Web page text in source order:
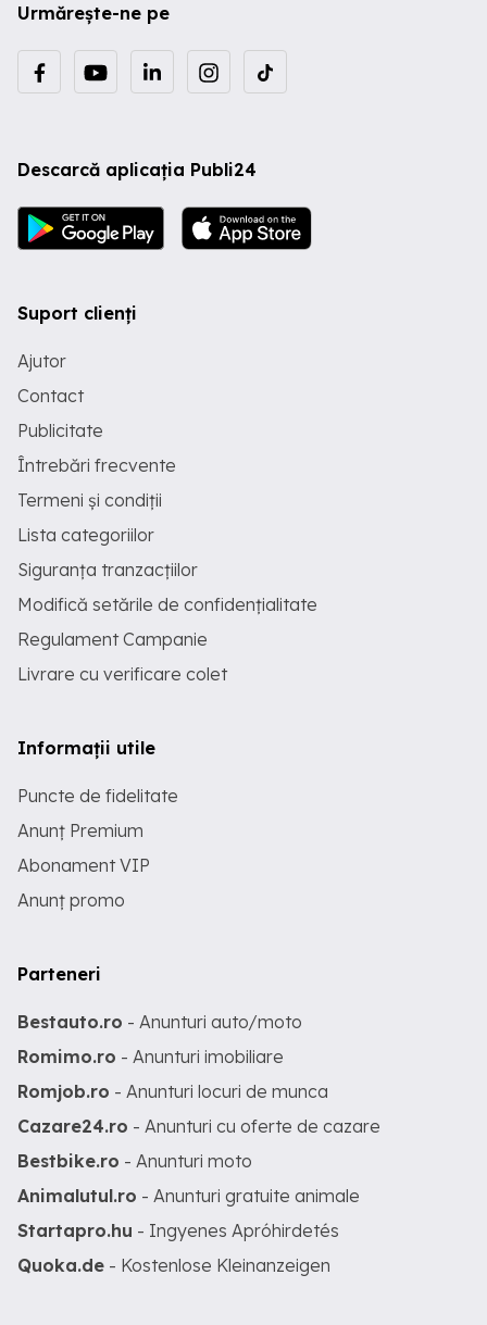
Urmărește-ne pe
Descarcă aplicația Publi24
Suport clienți
Ajutor
Contact
Publicitate
Întrebări frecvente
Termeni și condiții
Lista categoriilor
Siguranța tranzacțiilor
Modifică setările de confidențialitate
Regulament Campanie
Livrare cu verificare colet
Informații utile
Puncte de fidelitate
Anunț Premium
Abonament VIP
Anunț promo
Parteneri
Bestauto.ro - Anunturi auto/moto
Romimo.ro - Anunturi imobiliare
Romjob.ro - Anunturi locuri de munca
Cazare24.ro - Anunturi cu oferte de cazare
Bestbike.ro - Anunturi moto
Animalutul.ro - Anunturi gratuite animale
Startapro.hu - Ingyenes Apróhirdetés
Quoka.de - Kostenlose Kleinanzeigen